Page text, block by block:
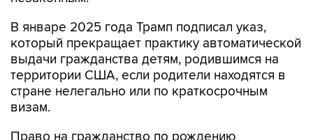
В январе 2025 года Трамп подписал указ,
который прекращает практику автоматической
выдачи гражданства детям, родившимся на
территории США, если родители находятся в
стране нелегально или по краткосрочным
визам.